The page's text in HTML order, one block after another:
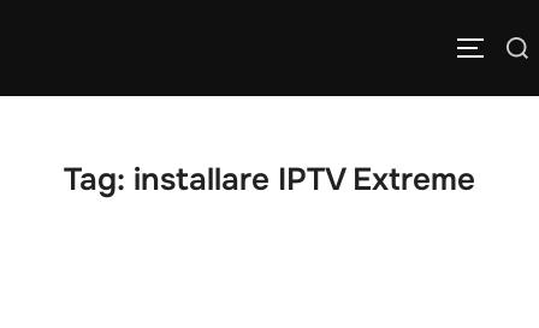
Cerca APRI/
Tag: installare IPTV Extreme